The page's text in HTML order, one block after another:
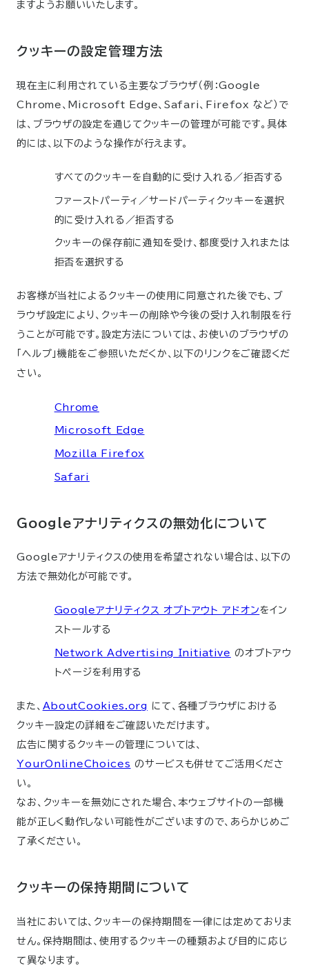
ますようお願いいたします。
クッキーの設定管理方法
現在主に利用されている主要なブラウザ（例：Google
Chrome、Microsoft Edge、Safari、Firefox など）で
は、ブラウザの設定を通じてクッキーの管理が可能です。具体
的には、以下のような操作が行えます。
すべてのクッキーを自動的に受け入れる／拒否する
ファーストパーティ／サードパーティクッキーを選択
的に受け入れる／拒否する
クッキーの保存前に通知を受け、都度受け入れまたは
拒否を選択する
お客様が当社によるクッキーの使用に同意された後でも、ブ
ラウザ設定により、クッキーの削除や今後の受け入れ制限を行
うことが可能です。設定方法については、お使いのブラウザの
「ヘルプ」機能をご参照いただくか、以下のリンクをご確認くだ
さい。
Chrome
Microsoft Edge
Mozilla Firefox
Safari
Googleアナリティクスの無効化について
Googleアナリティクスの使用を希望されない場合は、以下の
方法で無効化が可能です。
Googleアナリティクス オプトアウト アドオンをイン
ストールする
Network Advertising Initiative のオプトアウ
トページを利用する
また、 AboutCookies.org
にて、各種ブラウザにおける
クッキー設定の詳細をご確認いただけます。
広告に関するクッキーの管理については、
YourOnlineChoices のサービスも併せてご活用くださ
い。
なお、クッキーを無効にされた場合、本ウェブサイトの一部機
能が正しく動作しない可能性がございますので、あらかじめご
了承ください。
クッキーの保持期間について
当社においては、クッキーの保持期間を一律には定めておりま
せん。保持期間は、使用するクッキーの種類および目的に応じ
て異なります。